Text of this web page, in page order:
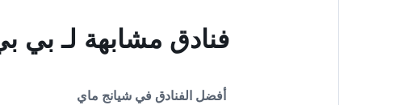
فنادق مشابهة لـ بي
أفضل الفنادق في شيانج ماي